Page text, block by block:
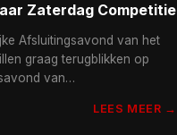
Zaterdag Competitie
Afsluitingsavond van het
graag terugblikken op
van…
LEES MEER →